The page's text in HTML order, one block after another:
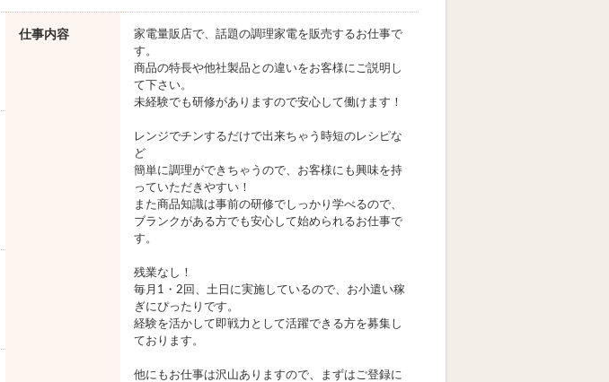
仕事内容
家電量販店で、話題の調理家電を販売するお仕事で
す。
商品の特長や他社製品との違いをお客様にご説明し
て下さい。
未経験でも研修がありますので安心して働けます！
レンジでチンするだけで出来ちゃう時短のレシピな
ど
簡単に調理ができちゃうので、お客様にも興味を持
っていただきやすい！
また商品知識は事前の研修でしっかり学べるので、
ブランクがある方でも安心して始められるお仕事で
す。
残業なし！
毎月1・2回、土日に実施しているので、お小遣い稼
ぎにぴったりです。
経験を活かして即戦力として活躍できる方を募集し
ております。
他にもお仕事は沢山ありますので、まずはご登録に